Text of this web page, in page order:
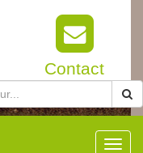
Contact